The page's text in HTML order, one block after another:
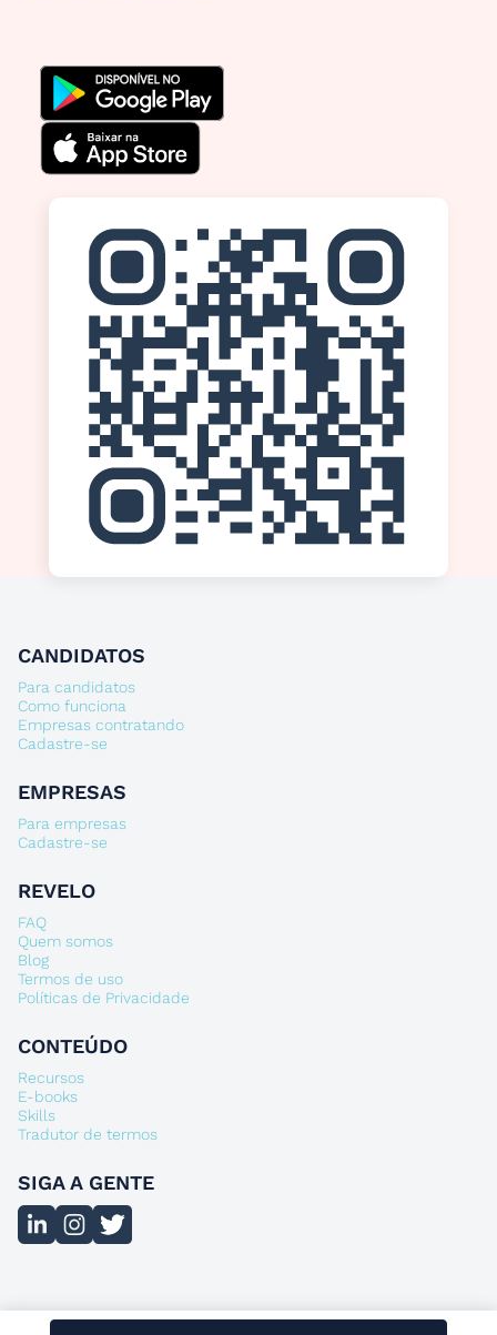
CANDIDATOS
Para candidatos
Como funciona
Empresas contratando
Cadastre-se
EMPRESAS
Para empresas
Cadastre-se
REVELO
FAQ
Quem somos
Blog
Termos de uso
Políticas de Privacidade
CONTEÚDO
Recursos
E-books
Skills
Tradutor de termos
SIGA A GENTE